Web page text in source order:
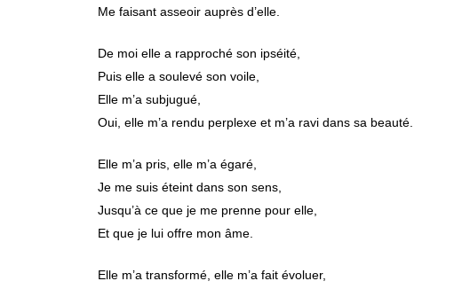
Me faisant asseoir auprès d’elle.
De moi elle a rapproché son ipséité,
Puis elle a soulevé son voile,
Elle m’a subjugué,
Oui, elle m’a rendu perplexe et m’a ravi dans sa beauté.
Elle m’a pris, elle m’a égaré,
Je me suis éteint dans son sens,
Jusqu’à ce que je me prenne pour elle,
Et que je lui offre mon âme.
Elle m’a transformé, elle m’a fait évoluer,